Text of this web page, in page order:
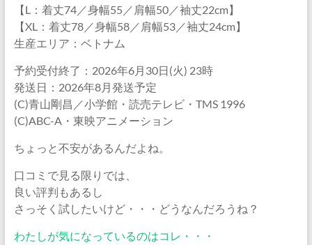
【L：着丈74／身幅55／肩幅50／袖丈22cm】
【XL：着丈78／身幅58／肩幅53／袖丈24cm】
生産エリア：ベトナム
予約受付終了：2026年6月30日(火) 23時
発送日：2026年8月発送予定
(C)青山剛昌／小学館・読売テレビ・TMS 1996
(C)ABC-A・東映アニメーション
ちょっと不安があるんだよね。
口コミで見る限りでは、
良い評判もあるし
さっそく試したいけど・・・どうなんだろうね？
わたしが気になっているのはコレ・・・